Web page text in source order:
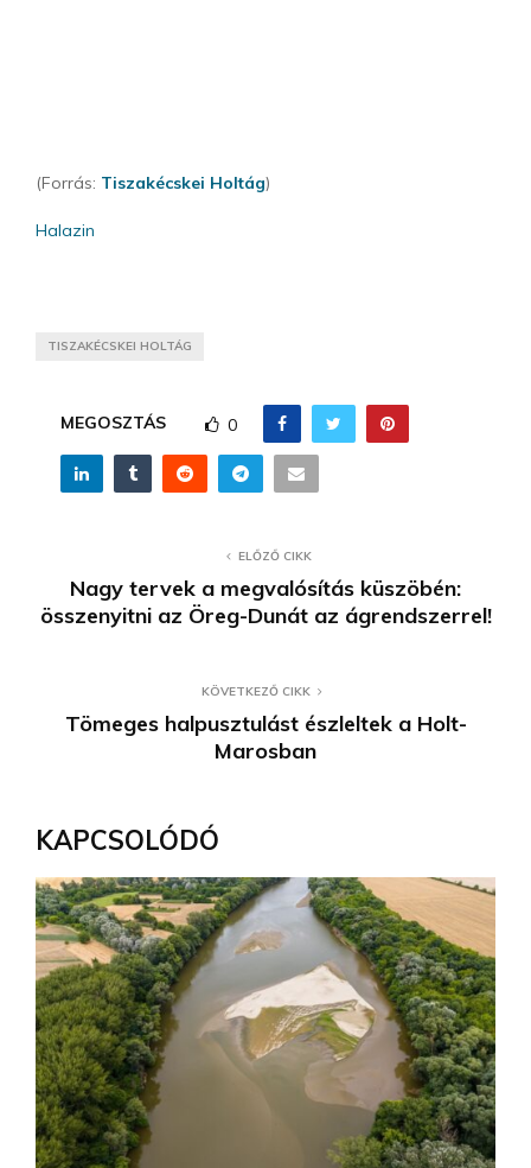
(Forrás: Tiszakécskei Holtág)
Halazin
TISZAKÉCSKEI HOLTÁG
MEGOSZTÁS 0
ELŐZŐ CIKK
Nagy tervek a megvalósítás küszöbén:
összenyitni az Öreg-Dunát az ágrendszerrel!
KÖVETKEZŐ CIKK
Tömeges halpusztulást észleltek a Holt-
Marosban
KAPCSOLÓDÓ